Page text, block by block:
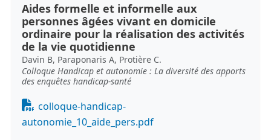
Aides formelle et informelle aux
personnes âgées vivant en domicile
ordinaire pour la réalisation des activités
de la vie quotidienne
Davin B, Paraponaris A, Protière C.
Colloque Handicap et autonomie : La diversité des apports
des enquêtes handicap-santé
Document
colloque-handicap-
autonomie_10_aide_pers.pdf